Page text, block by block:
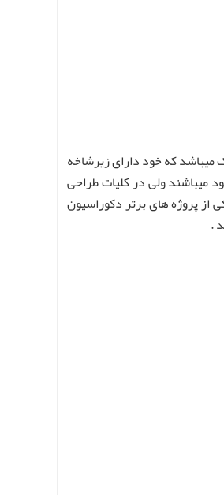
میباشد که خود دارای زیرشاخه
میباشند ولی در کلیات طراحی
از پروژه های برتر دکوراسیون
.